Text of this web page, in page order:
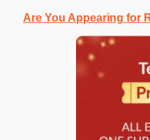
Are You Appearing for